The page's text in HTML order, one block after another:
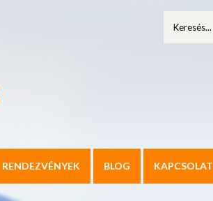
RENDEZVÉNYEK BLOG KAPCSOLAT